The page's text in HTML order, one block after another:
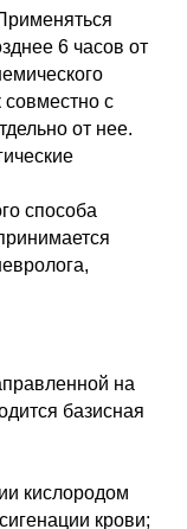
6 часов от
совместно с
от нее.
способа
на
базисная
кислородом
крови;